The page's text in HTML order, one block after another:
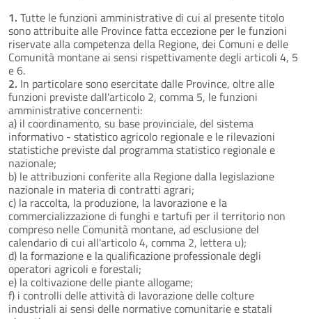
1. Tutte le funzioni amministrative di cui al presente titolo
sono attribuite alle Province fatta eccezione per le funzioni
riservate alla competenza della Regione, dei Comuni e delle
Comunità montane ai sensi rispettivamente degli articoli 4, 5
e 6.
2. In particolare sono esercitate dalle Province, oltre alle
funzioni previste dall'articolo 2, comma 5, le funzioni
amministrative concernenti:
a) il coordinamento, su base provinciale, del sistema
informativo - statistico agricolo regionale e le rilevazioni
statistiche previste dal programma statistico regionale e
nazionale;
b) le attribuzioni conferite alla Regione dalla legislazione
nazionale in materia di contratti agrari;
c) la raccolta, la produzione, la lavorazione e la
commercializzazione di funghi e tartufi per il territorio non
compreso nelle Comunità montane, ad esclusione del
calendario di cui all'articolo 4, comma 2, lettera u);
d) la formazione e la qualificazione professionale degli
operatori agricoli e forestali;
e) la coltivazione delle piante allogame;
f) i controlli delle attività di lavorazione delle colture
industriali ai sensi delle normative comunitarie e statali